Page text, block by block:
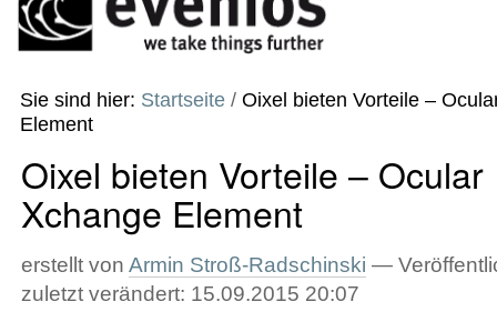
Sie sind hier: Startseite /Oixel bieten Vorteile –
Element
Oixel bieten Vorteile –
Xchange Element
erstellt von Armin Stroß-Radschinski —
zuletzt verändert: 15.09.2015 20:07